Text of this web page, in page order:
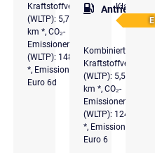
Kraftstoffverbrauch
(WLTP): 5,7 l/100
km *, CO₂-
Emissionen komb.
(WLTP): 148 g/km
*, Emissionsklasse
Euro 6d
Klasse
E
Antriebsart
Kombinierter
Kraftstoffverbrauch
(WLTP): 5,5 l/100
km *, CO₂-
Emissionen komb.
(WLTP): 124 g/km
*, Emissionsklasse
Euro 6